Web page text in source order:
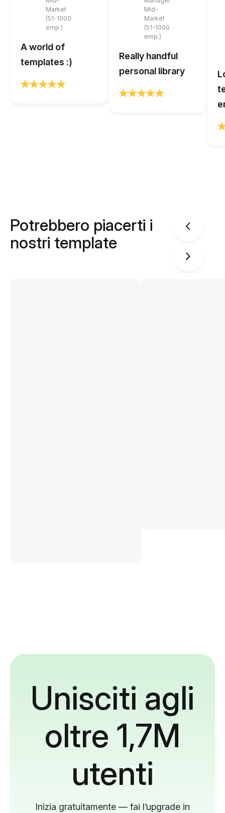
Market
(51-1000
emp.)
A world of
templates :)
Mid-
Market
(51-1000
emp.)
Really handful
personal library
Potrebbero piacerti i
nostri template
Unisciti agli
oltre 1,7M
utenti
Inizia gratuitamente — fai l’upgrade in